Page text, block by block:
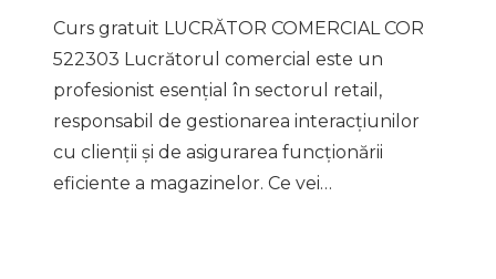
Curs gratuit LUCRĂTOR COMERCIAL COR
522303 Lucrătorul comercial este un
profesionist esențial în sectorul retail,
responsabil de gestionarea interacțiunilor
cu clienții și de asigurarea funcționării
eficiente a magazinelor. Ce vei…